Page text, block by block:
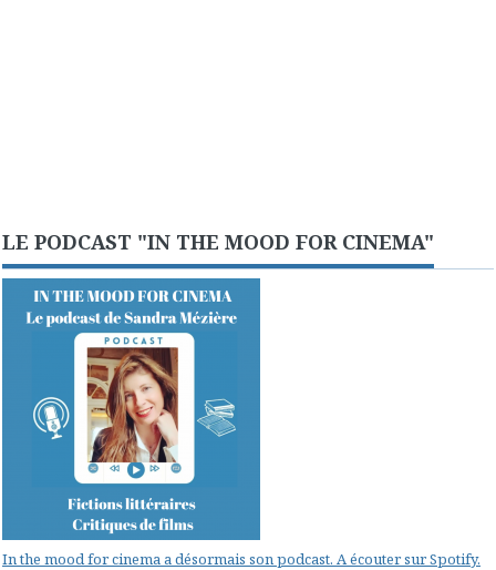
LE PODCAST "IN THE MOOD FOR CINEMA"
In the mood for cinema a désormais son podcast. A écouter sur Spotify.